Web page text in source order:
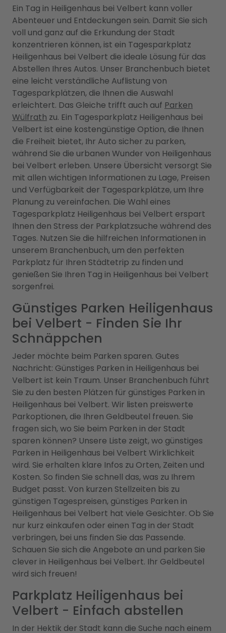
Ein Tag in Heiligenhaus bei Velbert kann voller
Abenteuer und Entdeckungen sein. Damit Sie sich
voll und ganz auf die Erkundung der Stadt
konzentrieren können, ist ein Tagesparkplatz
Heiligenhaus bei Velbert die ideale Lösung für das
Abstellen Ihres Autos. Unser Branchenbuch bietet
eine leicht verständliche Auflistung von
Tagesparkplätzen, die Ihnen die Auswahl
erleichtert. Das Gleiche trifft auch auf Parken
Wülfrath zu. Ein Tagesparkplatz Heiligenhaus bei
Velbert ist eine kostengünstige Option, die Ihnen
die Freiheit bietet, Ihr Auto sicher zu parken,
während Sie die urbanen Wunder von Heiligenhaus
bei Velbert erleben. Unsere Übersicht versorgt Sie
mit allen wichtigen Informationen zu Lage, Preisen
und Verfügbarkeit der Tagesparkplätze, um Ihre
Planung zu vereinfachen. Die Wahl eines
Tagesparkplatz Heiligenhaus bei Velbert erspart
Ihnen den Stress der Parkplatzsuche während des
Tages. Nutzen Sie die hilfreichen Informationen in
unserem Branchenbuch, um den perfekten
Parkplatz für Ihren Städtetrip zu finden und
genießen Sie Ihren Tag in Heiligenhaus bei Velbert
sorgenfrei.
Günstiges Parken Heiligenhaus
bei Velbert - Finden Sie Ihr
Schnäppchen
Jeder möchte beim Parken sparen. Gutes
Nachricht: Günstiges Parken in Heiligenhaus bei
Velbert ist kein Traum. Unser Branchenbuch führt
Sie zu den besten Plätzen für günstiges Parken in
Heiligenhaus bei Velbert. Wir listen preiswerte
Parkoptionen, die Ihren Geldbeutel freuen. Sie
fragen sich, wo Sie beim Parken in der Stadt
sparen können? Unsere Liste zeigt, wo günstiges
Parken in Heiligenhaus bei Velbert Wirklichkeit
wird. Sie erhalten klare Infos zu Orten, Zeiten und
Kosten. So finden Sie schnell das, was zu Ihrem
Budget passt. Von kurzen Stellzeiten bis zu
günstigen Tagespreisen, günstiges Parken in
Heiligenhaus bei Velbert hat viele Gesichter. Ob Sie
nur kurz einkaufen oder einen Tag in der Stadt
verbringen, bei uns finden Sie das Passende.
Schauen Sie sich die Angebote an und parken Sie
clever in Heiligenhaus bei Velbert. Ihr Geldbeutel
wird sich freuen!
Parkplatz Heiligenhaus bei
Velbert - Einfach abstellen
In der Hektik der Stadt kann die Suche nach einem